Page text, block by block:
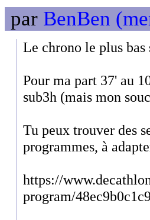
par BenBen
Le chrono le plus
Pour ma part 37' au
sub3h (mais mon
Tu peux trouver des
programmes, à
https://
program/